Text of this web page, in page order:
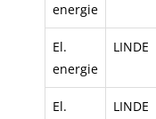
energie
El.
energie
LINDE
El.
LINDE